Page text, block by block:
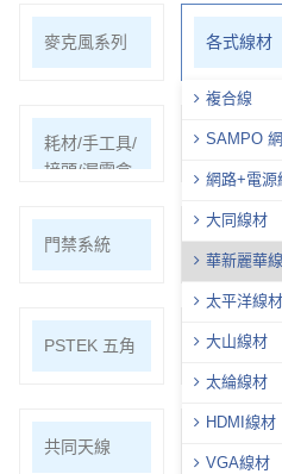
麥克風系列 各式線材
複合線
SAMPO
網路+電源
大同線材
華新麗華
太平洋線材
大山線材
太綸線材
HDMI線材
VGA線材
耗材/手工具/
接頭/漏電盒
支架/迴轉
立柱
門禁系統 對講機
PSTEK 五角 ATEN
共同天線